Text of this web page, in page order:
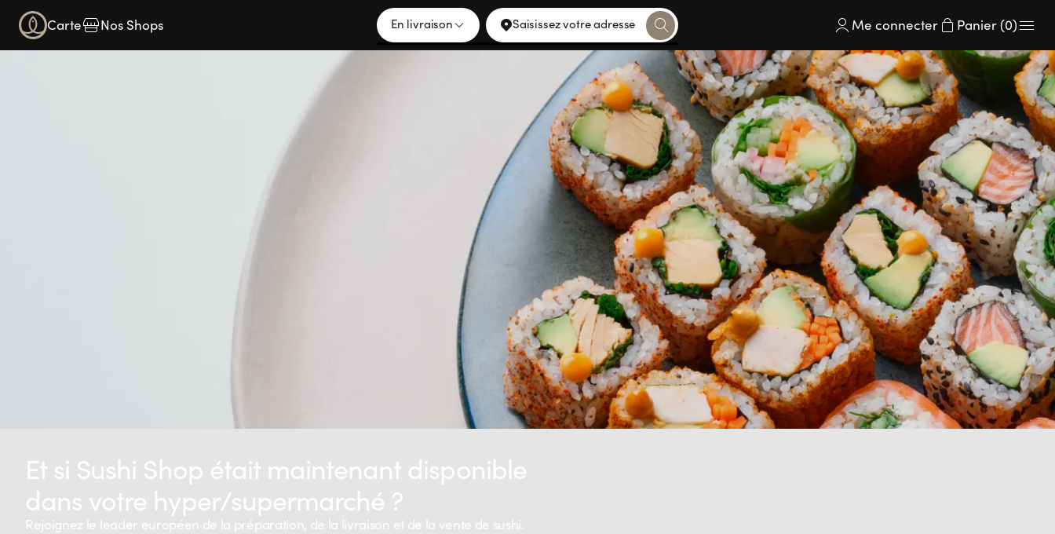
Carte Nos Shops En livraison Saisissez votre adresse Me connecter Panier (0)
Et si Sushi Shop était maintenant disponible
dans votre hyper/supermarché ?
Rejoignez le leader européen de la préparation, de la livraison et de la vente de sushi.